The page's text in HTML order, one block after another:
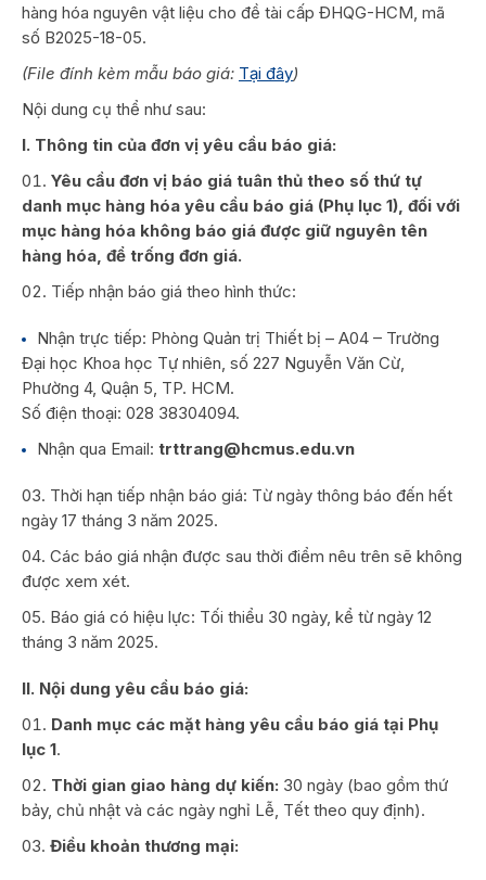
hàng hóa nguyên vật liệu cho đề tài cấp ĐHQG-HCM, mã
số B2025-18-05.
(File đính kèm mẫu báo giá: Tại đây)
Nội dung cụ thể như sau:
I. Thông tin của đơn vị yêu cầu báo giá:
Yêu cầu đơn vị báo giá tuân thủ theo số thứ tự
danh mục hàng hóa yêu cầu báo giá (Phụ lục 1), đối với
mục hàng hóa không báo giá được giữ nguyên tên
hàng hóa, để trống đơn giá.
Tiếp nhận báo giá theo hình thức:
Nhận trực tiếp: Phòng Quản trị Thiết bị – A04 – Trường
Đại học Khoa học Tự nhiên, số 227 Nguyễn Văn Cừ,
Phường 4, Quận 5, TP. HCM.
Số điện thoại: 028 38304094.
Nhận qua Email: trttrang@hcmus.edu.vn
Thời hạn tiếp nhận báo giá: Từ ngày thông báo đến hết
ngày 17 tháng 3 năm 2025.
Các báo giá nhận được sau thời điểm nêu trên sẽ không
được xem xét.
Báo giá có hiệu lực: Tối thiểu 30 ngày, kể từ ngày 12
tháng 3 năm 2025.
II. Nội dung yêu cầu báo giá:
Danh mục các mặt hàng yêu cầu báo giá tại Phụ
lục 1.
Thời gian giao hàng dự kiến: 30 ngày (bao gồm thứ
bảy, chủ nhật và các ngày nghỉ Lễ, Tết theo quy định).
Điều khoản thương mại: